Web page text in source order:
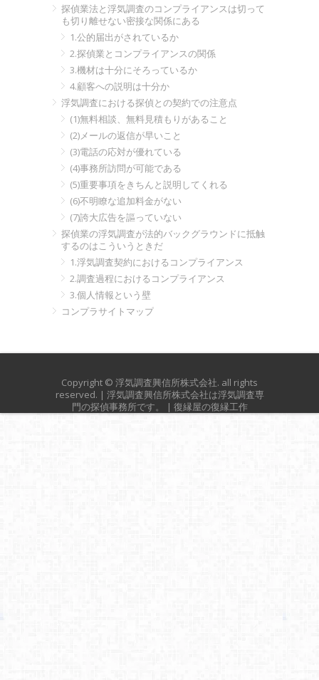
探偵業法と浮気調査のコンプライアンスは切って
も切り離せない密接な関係にある
1.公的届出がされているか
2.探偵業とコンプライアンスの関係
3.機材は十分にそろっているか
4.顧客への説明は十分か
浮気調査における探偵との契約での注意点
(1)無料相談、無料見積もりがあること
(2)メールの返信が早いこと
(3)電話の応対が優れている
(4)事務所訪問が可能である
(5)重要事項をきちんと説明してくれる
(6)不明瞭な追加料金がない
(7)誇大広告を謳っていない
探偵業の浮気調査が法的バックグラウンドに抵触
するのはこういうときだ
1.浮気調査契約におけるコンプライアンス
2.調査過程におけるコンプライアンス
3.個人情報という壁
コンプラサイトマップ
Copyright © 浮気調査興信所株式会社. all rights
reserved. | 浮気調査興信所株式会社は浮気調査専
門の探偵事務所です。 | 復縁屋の復縁工作